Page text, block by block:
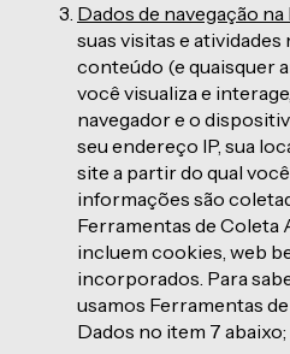
Dados de navegação na
suas visitas e atividades
conteúdo (e quaisquer
você visualiza e
navegador e o
seu endereço IP, sua
site a partir do qual
informações são
Ferramentas de Coleta
incluem cookies, web
incorporados. Para
usamos Ferramentas
Dados no item 7 abaixo;